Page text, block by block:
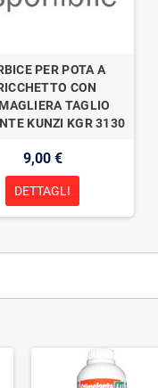
PER POTA A
CON
TAGLIO
KUNZI KGR 3130
9,00 €
DETTAGLI